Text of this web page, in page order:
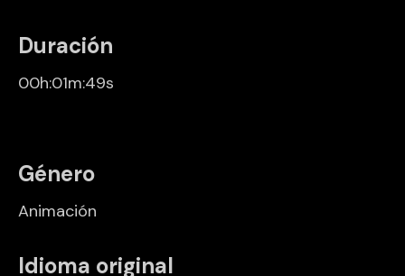
Duración
00h:01m:49s
Género
Animación
Idioma original